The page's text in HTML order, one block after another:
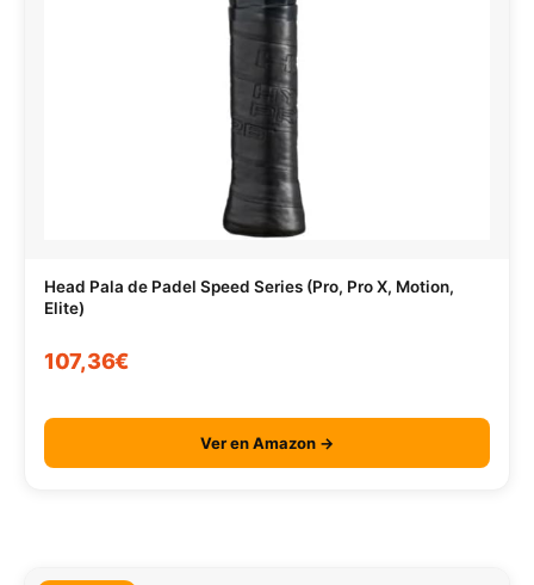
Head Pala de Padel Speed Series (Pro, Pro X, Motion,
Elite)
107,36€
Ver en Amazon →